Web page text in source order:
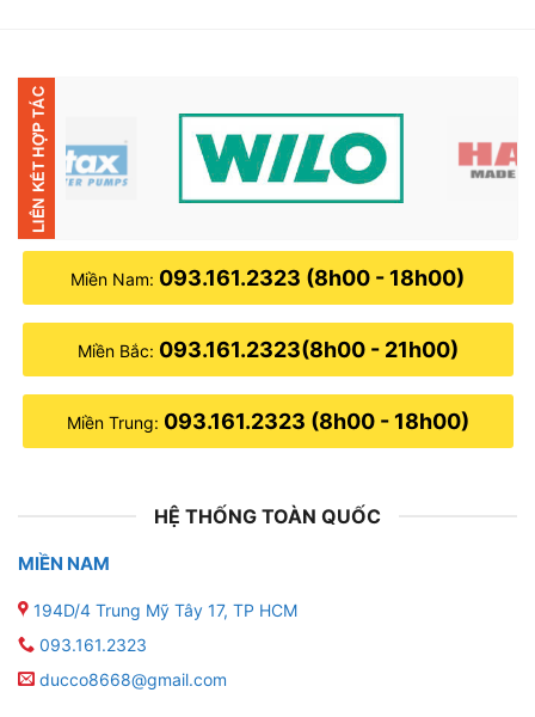
Miền Nam: 093.161.2323 (8h00 - 18h00)
Miền Bắc: 093.161.2323(8h00 - 21h00)
Miền Trung: 093.161.2323 (8h00 - 18h00)
HỆ THỐNG TOÀN QUỐC
MIỀN NAM
194D/4 Trung Mỹ Tây 17, TP HCM
093.161.2323
ducco8668@gmail.com